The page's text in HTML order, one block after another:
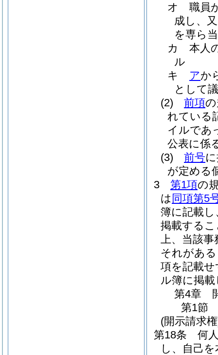
オ
職員
成し、
を専ら
カ
本人
ル
キ
アか
として
(2)
前項
れている
イルであ
公表に係
(3)
前号
が定める
3
第1項の
は 同項第5
簿に記載
掲載する
上、当該
それがあ
項を記載
ル簿に掲
第4章
第1節
(開示請求
第18条
何
し、自己